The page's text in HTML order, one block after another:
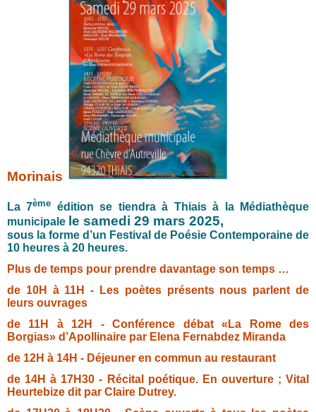
Morinais
La 7ème édition se tiendra à Thiais à la Médiathèque
municipale le samedi 29 mars 2025,
sous la forme d’un Festival de Poésie Contemporaine de
10 heures à 20 heures.
Plus de temps pour prendre davantage son temps …
de 10H à 11H - Les poètes présents nous parlent de
leurs ouvrages
de 11H à 12H - Conférence débat «La Rome des
Borgias» d’Apollinaire par Elena Fernabdez Miranda
de 12H à 14H - Déjeuner en commun au restaurant
de 14H à 17H30 - Récital poétique. En ouverture ; Vital
Heurtebize dit par Claire Dutrey.